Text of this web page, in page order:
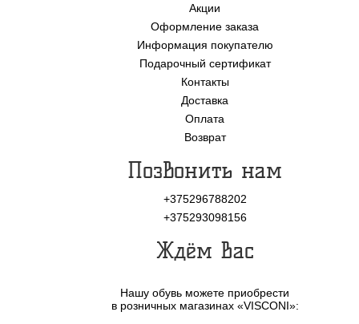
Акции
Оформление заказа
Информация покупателю
Подарочный сертификат
Контакты
Доставка
Оплата
Возврат
Позвонить нам
+375296788202
+375293098156
Ждём Вас
Нашу обувь можете приобрести
в розничных магазинах «VISCONI»: